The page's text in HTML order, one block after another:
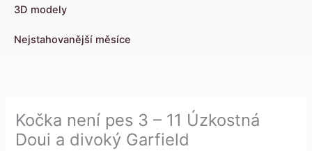
3D modely
Nejstahovanější měsíce
Kočka není pes 3 – 11 Úzkostná
Doui a divoký Garfield